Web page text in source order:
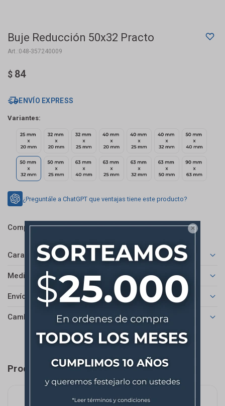

Buje Reducción 50x32 Practo
048-357240009
$ 84
ENVÍO EXPRESS
Variantes:
¿Preguntále a ChatGPT que ventajas tiene este producto?
 
Características
Medios de pago
Envíos
Cambios y Devoluciones
Productos que te pueden interesar